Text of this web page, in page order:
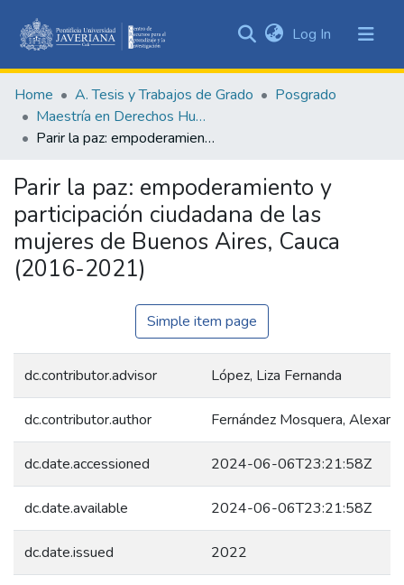
&
Collections
All of DSpace
Statistics
Log In (current)
Home A. Tesis y Trabajos de Grado
Posgrado
Maestría en Derechos Humanos y Cultura de Paz
Parir la paz: empoderamiento y participación ciudadana de las mujeres de Buenos Aires, Cauca (2016-2021)
Parir la paz: empoderamiento y
participación ciudadana de las
mujeres de Buenos Aires, Cauca
(2016-2021)
Simple item page
dc.contributor.advisor López, Liza Fernanda
dc.contributor.author Fernández Mosquera,
dc.date.accessioned 2024-06-06T23:21:58Z
dc.date.available 2024-06-06T23:21:58Z
dc.date.issued 2022